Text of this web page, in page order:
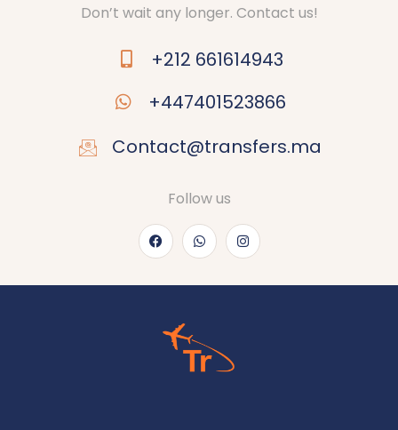
Don’t wait any longer. Contact us!
+212 661614943
+447401523866
Contact@transfers.ma
Follow us